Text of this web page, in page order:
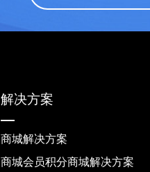
解决方案
商城解决方案
商城会员积分商城解决方案